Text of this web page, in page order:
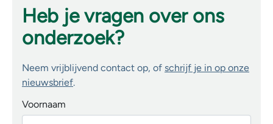
Heb je vragen over ons
onderzoek?
Neem vrijblijvend contact op, of schrijf je in op onze
nieuwsbrief.
Voornaam